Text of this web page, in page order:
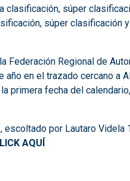
clasificación, súper
súper clasificación
Federación Regional de
en el trazado cercano a
primera fecha del
escoltado por Lautaro Videla
AQUÍ